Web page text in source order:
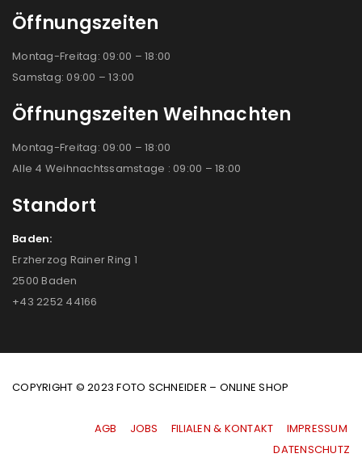
Öffnungszeiten
Montag-Freitag: 09:00 – 18:00
Samstag: 09:00 – 13:00
Öffnungszeiten Weihnachten
Montag-Freitag: 09:00 – 18:00
Alle 4 Weihnachtssamstage : 09:00 – 18:00
Standort
Baden:
Erzherzog Rainer Ring 1
2500 Baden
+43 2252 44166
COPYRIGHT © 2023 FOTO SCHNEIDER – ONLINE SHOP
AGB JOBS FILIALEN & KONTAKT
IMPRESSUM
|DATENSCHUTZ